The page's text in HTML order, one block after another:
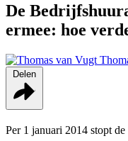
De
ermee: hoe
Per 1 januari 2014 stopt